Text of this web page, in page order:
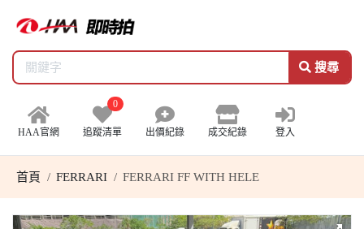
搜尋
HAA官網
0
追蹤清單 出價紀錄 成交紀錄 登入
首頁 FERRARI FERRARI FF WITH HELE